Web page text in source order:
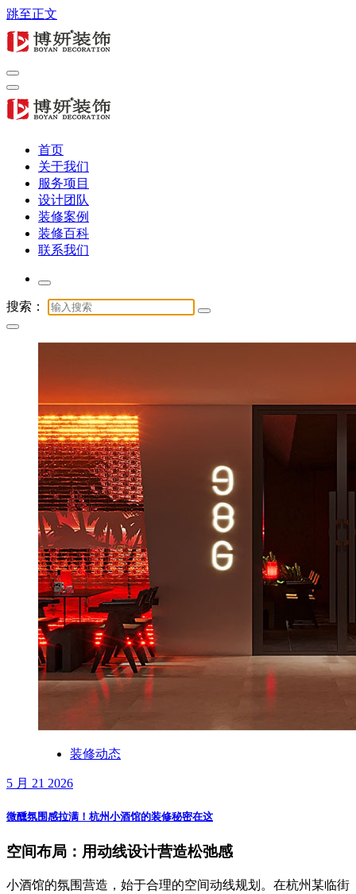
跳至正文
专注商业公装16年，提供办公室、酒店、店铺与展厅全链路服
务
专注商业公装16年，提供办公室、酒店、店铺与展厅全链路服
首页
关于我们
服务项目
设计团队
装修案例
装修百科
联系我们
搜索：
装修动态
5 月 21 2026
微醺氛围感拉满！杭州小酒馆的装修秘密在这
空间布局：用动线设计营造松弛感
小酒馆的氛围营造，始于合理的空间动线规划。在杭州某临街